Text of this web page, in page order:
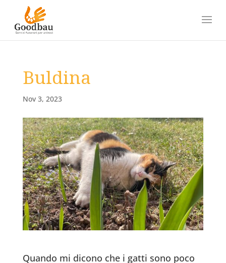
Buldina
Nov 3, 2023
Quando mi dicono che i gatti sono poco